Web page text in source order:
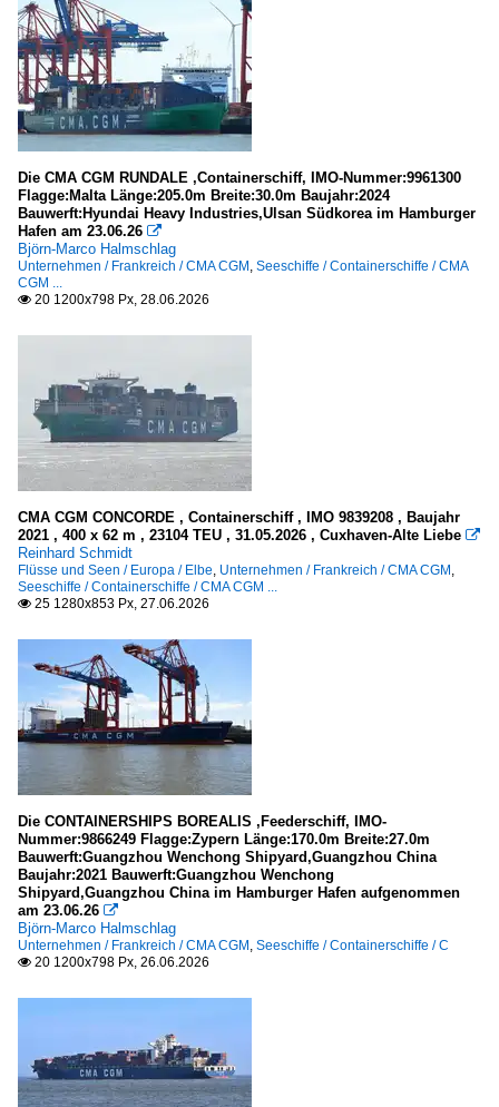
Die CMA CGM RUNDALE ,Containerschiff, IMO-Nummer:9961300
Flagge:Malta Länge:205.0m Breite:30.0m Baujahr:2024
Bauwerft:Hyundai Heavy Industries,Ulsan Südkorea im Hamburger
Hafen am 23.06.26 
Björn-Marco Halmschlag
Unternehmen / Frankreich / CMA CGM , Seeschiffe / Containerschiffe / CMA
CGM ...
 20 1200x798 Px, 28.06.2026
CMA CGM CONCORDE , Containerschiff , IMO 9839208 , Baujahr
2021 , 400 x 62 m , 23104 TEU , 31.05.2026 , Cuxhaven-Alte Liebe 
Reinhard Schmidt
Flüsse und Seen / Europa / Elbe, Unternehmen / Frankreich / CMA CGM ,
Seeschiffe / Containerschiffe / CMA CGM ...
 25 1280x853 Px, 27.06.2026
Die CONTAINERSHIPS BOREALIS ,Feederschiff, IMO-
Nummer:9866249 Flagge:Zypern Länge:170.0m Breite:27.0m
Bauwerft:Guangzhou Wenchong Shipyard,Guangzhou China
Baujahr:2021 Bauwerft:Guangzhou Wenchong
Shipyard,Guangzhou China im Hamburger Hafen aufgenommen
am 23.06.26 
Björn-Marco Halmschlag
Unternehmen / Frankreich / CMA CGM , Seeschiffe / Containerschiffe / C
 20 1200x798 Px, 26.06.2026